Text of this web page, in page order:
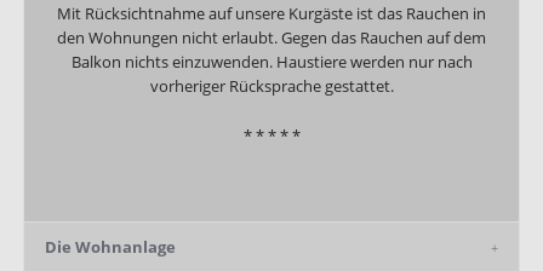
Mit Rücksichtnahme auf unsere Kurgäste ist das Rauchen in
den Wohnungen nicht erlaubt. Gegen das Rauchen auf dem
Balkon nichts einzuwenden. Haustiere werden nur nach
vorheriger Rücksprache gestattet.
* * * * *
Die Wohnanlage